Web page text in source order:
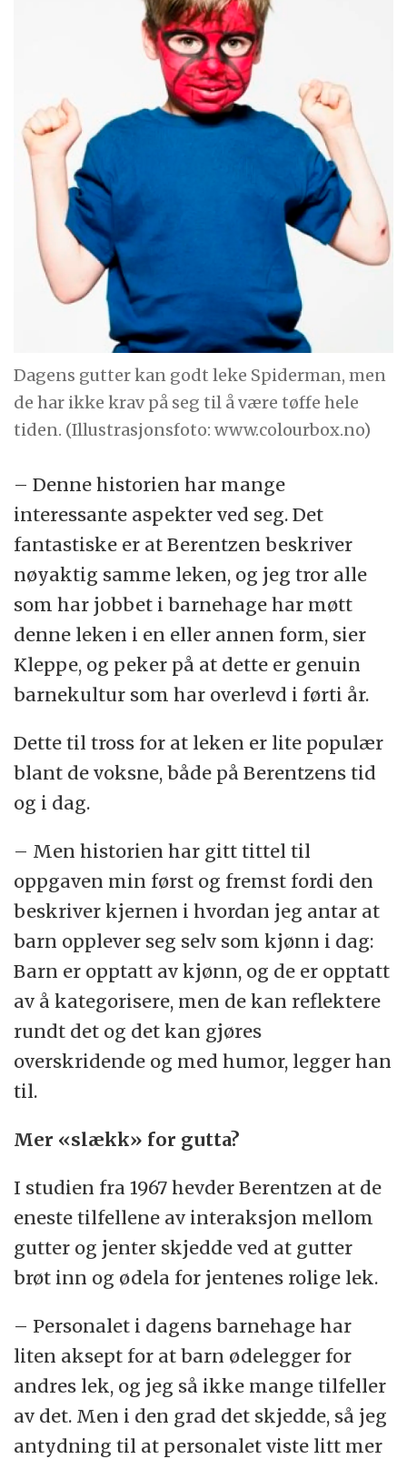
Dagens gutter kan godt leke Spiderman, men
de har ikke krav på seg til å være tøffe hele
tiden. (Illustrasjonsfoto: www.colourbox.no)
– Denne historien har mange
interessante aspekter ved seg. Det
fantastiske er at Berentzen beskriver
nøyaktig samme leken, og jeg tror alle
som har jobbet i barnehage har møtt
denne leken i en eller annen form, sier
Kleppe, og peker på at dette er genuin
barnekultur som har overlevd i førti år.
Dette til tross for at leken er lite populær
blant de voksne, både på Berentzens tid
og i dag.
– Men historien har gitt tittel til
oppgaven min først og fremst fordi den
beskriver kjernen i hvordan jeg antar at
barn opplever seg selv som kjønn i dag:
Barn er opptatt av kjønn, og de er opptatt
av å kategorisere, men de kan reflektere
rundt det og det kan gjøres
overskridende og med humor, legger han
til.
Mer «slækk» for gutta?
I studien fra 1967 hevder Berentzen at de
eneste tilfellene av interaksjon mellom
gutter og jenter skjedde ved at gutter
brøt inn og ødela for jentenes rolige lek.
– Personalet i dagens barnehage har
liten aksept for at barn ødelegger for
andres lek, og jeg så ikke mange tilfeller
av det. Men i den grad det skjedde, så jeg
antydning til at personalet viste litt mer